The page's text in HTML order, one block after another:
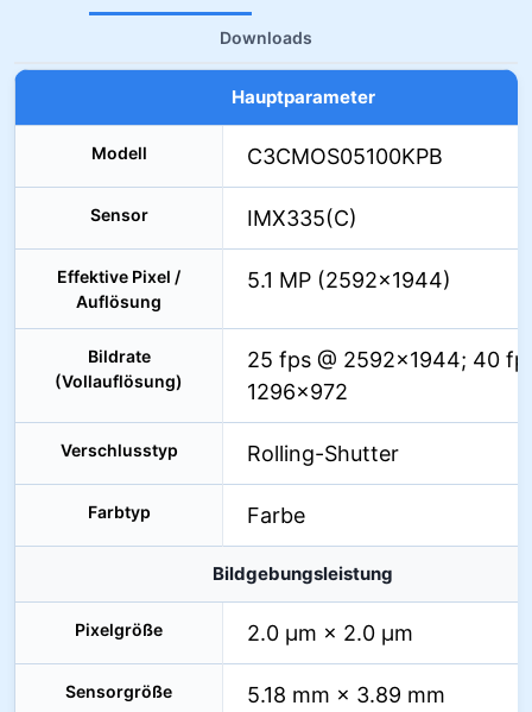
Downloads
Hauptparameter
Modell C3CMOS05100KPB
Sensor IMX335(C)
Effektive Pixel /
Auflösung
5.1 MP (2592×1944)
Bildrate
(Vollauflösung)
25 fps @ 2592×1944; 40
1296×972
Verschlusstyp Rolling-Shutter
Farbtyp Farbe
Bildgebungsleistung
Pixelgröße 2.0 µm × 2.0 µm
Sensorgröße 5.18 mm × 3.89 mm